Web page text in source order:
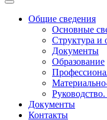
Toggle
navigationОбщие сведения
Основные
Структура и
Документы
Образование
Документы
Контакты